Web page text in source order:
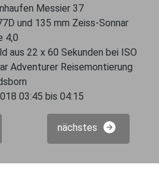
Messier 37
und 135 mm Zeiss-Sonnar
4,0
aus 22 x 60 Sekunden bei ISO
Adventurer Reisemontierung
03:45 bis 04:15
nächstes